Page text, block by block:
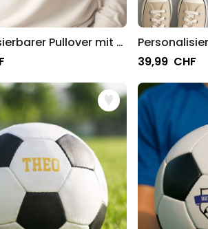
Personalisierbarer Pullover mit Logo und Gesicht
39,99 CHF